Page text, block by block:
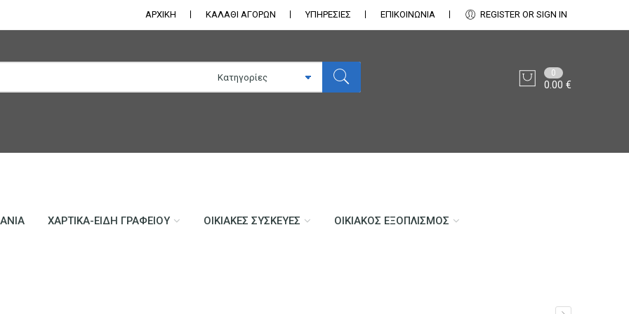
ΑΡΧΙΚΗ ΚΑΛΑΘΙ ΑΓΟΡΩΝ ΥΠΗΡΕΣΙΕΣ ΕΠΙΚΟΙΝΩΝΊΑ REGISTER OR SIGN IN
0
0.00€
ΧΑΡΤΙΚΆ-ΕΊΔΗ ΓΡΑΦΕΊΟΥ ΟΙΚΙΑΚΈΣ ΣΥΣΚΕΥΈΣ ΟΙΚΙΑΚΌΣ ΕΞΟΠΛΙΣΜΌΣ